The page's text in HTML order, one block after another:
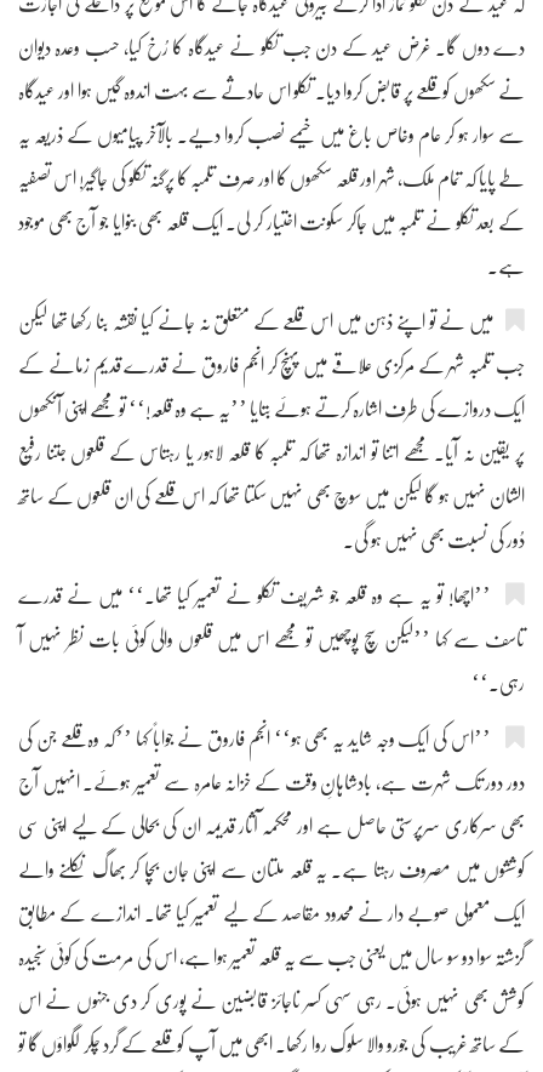
کہ عید کے دن تکلو نماز ادا کرنے بیرونی عیدگاہ جائے گا اس موقع پر داخلے کی اجازت
دے دوں گا۔ غرض عید کے دن جب تکلو نے عیدگاہ کا رُخ کیا، حسب وعدہ دیوان
نے سکھوں کو قلعے پر قابض کروا دیا۔ تکلو اس حادثے سے بہت اندوہ گیں ہوا اور عیدگاہ
سے سوار ہو کر عام وخاص باغ میں خیمے نصب کروا دیے۔ بالآخر پیامیوں کے ذریعہ یہ
طے پایا کہ تمام ملک، شہر اور قلعہ سکھوں کا اور صرف تلمبہ کا پرگنہ تکلو کی جاگیر! اس تصفیہ
کے بعد تکلو نے تلمبہ میں جاکر سکونت اختیار کر لی۔ ایک قلعہ بھی بنوایا جو آج بھی موجود
ہے۔
میں نے تو اپنے ذہن میں اس قلعے کے متعلق نہ جانے کیا نقشہ بنا رکھا تھا لیکن
جب تلمبہ شہر کے مرکزی علاقے میں پہنچ کر انجم فاروق نے قدرے قدیم زمانے کے
ایک دروازے کی طرف اشارہ کرتے ہوئے بتایا ’’یہ ہے وہ قلعہ!‘‘ تو مجھے اپنی آنکھوں
پر یقین نہ آیا۔ مجھے اتنا تو اندازہ تھا کہ تلمبہ کا قلعہ لاہور یا رہتاس کے قلعوں جتنا رفیع
الشان نہیں ہو گا لیکن میں سوچ بھی نہیں سکتا تھا کہ اس قلعے کی ان قلعوں کے ساتھ
دُور کی نسبت بھی نہیں ہو گی۔
’’اچھا! تو یہ ہے وہ قلعہ جو شریف تکلو نے تعمیر کیا تھا۔‘‘ میں نے قدرے
تاسف سے کہا ’’لیکن سچ پوچھیں تو مجھے اس میں قلعوں والی کوئی بات نظر نہیں آ
رہی۔‘‘
’’اس کی ایک وجہ شاید یہ بھی ہو‘‘ انجم فاروق نے جواباً کہا ’’کہ وہ قلعے جن کی
دور دور تک شہرت ہے، بادشاہانِ وقت کے خزانہ عامرہ سے تعمیر ہوئے۔ انہیں آج
بھی سرکاری سرپرستی حاصل ہے اور محکمہ آثار قدیمہ ان کی بحالی کے لیے اپنی سی
کوششوں میں مصروف رہتا ہے۔ یہ قلعہ ملتان سے اپنی جان بچا کر بھاگ نکلنے والے
ایک معمولی صوبے دار نے محدود مقاصد کے لیے تعمیر کیا تھا۔ اندازے کے مطابق
گزشتہ سوا دو سو سال میں یعنی جب سے یہ قلعہ تعمیر ہوا ہے، اس کی مرمت کی کوئی سنجیدہ
کوشش بھی نہیں ہوئی۔ رہی سہی کسر ناجائز قابضین نے پوری کر دی جنہوں نے اس
کے ساتھ غریب کی جورو والا سلوک روا رکھا۔ ابھی میں آپ کو قلعے کے گرد چکر لگواؤں گا تو